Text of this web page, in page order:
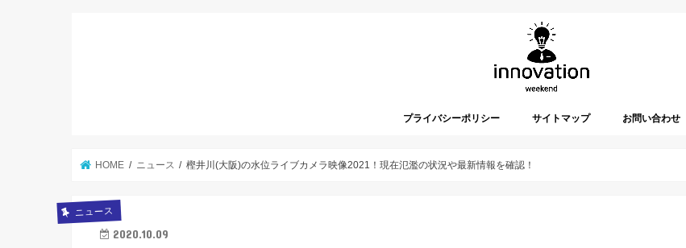
プライバシーポリシー サイトマップ お問い合わせ
HOME ニュース 樫井川(大阪)の水位ライブカメラ映像2021！現在氾濫の状況や最新情報を確認！
ニュース
2020.10.09